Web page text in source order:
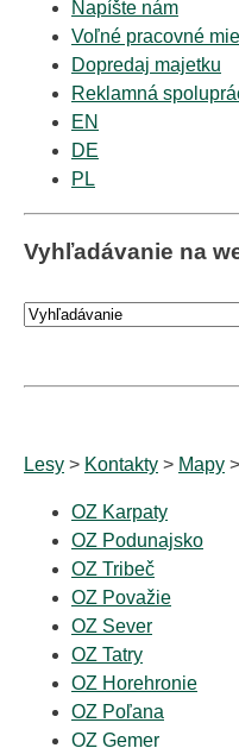
Napíšte nám
Voľné pracovné
Dopredaj majetku
Reklamná
EN
DE
PL
Vyhľadávanie na
Lesy > Kontakty > Mapy >
OZ Karpaty
OZ Podunajsko
OZ Tribeč
OZ Považie
OZ Sever
OZ Tatry
OZ Horehronie
OZ Poľana
OZ Gemer